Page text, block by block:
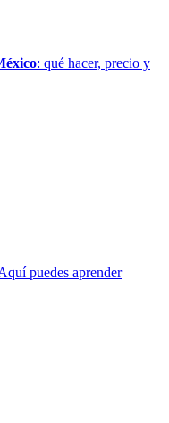
: qué hacer, precio y
puedes aprender